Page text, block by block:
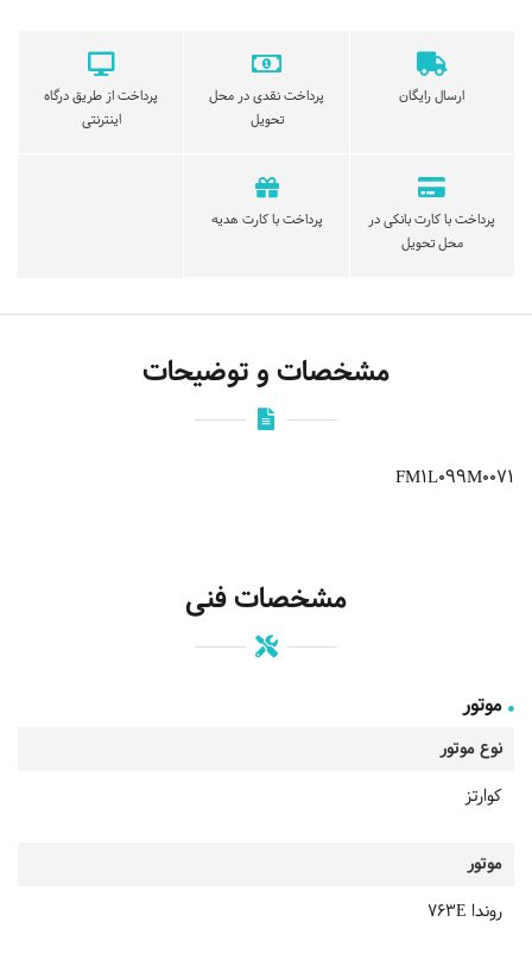
ارسال رایگان
پرداخت نقدی در محل
تحویل
پرداخت از طریق درگاه
اینترنتی
پرداخت با کارت بانکی در
محل تحویل
پرداخت با کارت هدیه
مشخصات و توضیحات
FM1L099M0071
مشخصات فنی
موتور
نوع موتور
کوارتز
موتور
روندا 763E